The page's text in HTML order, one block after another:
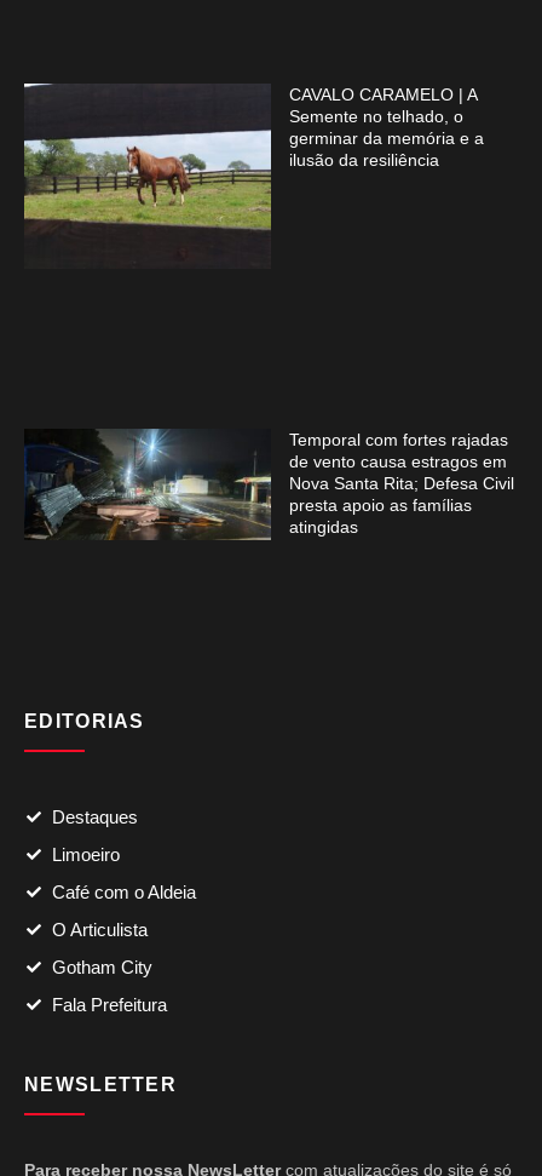
CAVALO CARAMELO | A
Semente no telhado, o
germinar da memória e a
ilusão da resiliência
Temporal com fortes rajadas
de vento causa estragos em
Nova Santa Rita; Defesa Civil
presta apoio as famílias
atingidas
EDITORIAS
Destaques
Limoeiro
Café com o Aldeia
O Articulista
Gotham City
Fala Prefeitura
NEWSLETTER
Para receber nossa NewsLettercom atualizações do site é só